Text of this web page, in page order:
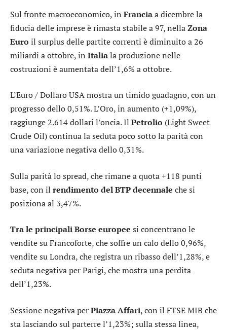
Sul fronte macroeconomico, in Franciaa dicembre la
fiducia delle imprese è rimasta stabile a 97, nellaZona
Euro il surplus delle partite correnti è diminuito a 26
miliardi a ottobre, in Italiala produzione nelle
costruzioni è aumentata dell’1,6% a ottobre.
L’Euro / Dollaro USAmostra un timido guadagno, con un
progresso dello 0,51%. L’Oro, in aumento (+1,09%),
raggiunge 2.614 dollari l’oncia. Il Petrolio (Light Sweet
Crude Oil) continua la seduta poco sotto la parità con
una variazione negativa dello 0,31%.
Sulla parità lospread, che rimane a quota +118 punti
base, con il rendimento del BTP decennale che si
posiziona al 3,47%.
Tra le principali Borse europee si concentrano le
vendite suFrancoforte, che soffre un calo dello 0,96%,
vendite suLondra, che registra un ribasso dell’1,28%, e
seduta negativa perParigi, che mostra una perdita
dell’1,23%.
Sessione negativa perPiazza Affari, con il FTSE MIB che
sta lasciando sul parterre l’1,23%; sulla stessa linea,